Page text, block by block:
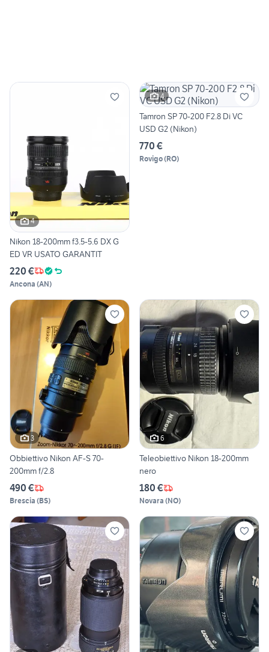
4
Nikon 18-200mm f3.5-5.6 DX G
ED VR USATO GARANTIT
220 €
Ancona (AN)
4
Tamron SP 70-200 F2.8 Di VC
USD G2 (Nikon)
770 €
Rovigo(RO)
3
Obbiettivo Nikon AF-S 70-
200mm f/2.8
490 €
Brescia (BS)
6
Teleobiettivo Nikon 18-200mm
nero
180 €
Novara (NO)